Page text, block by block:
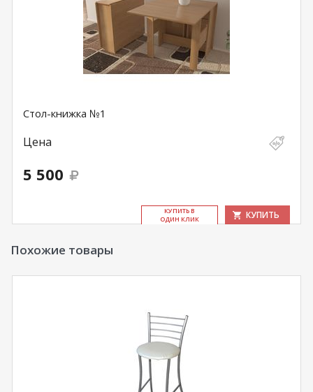
Стол-книжка №1
Цена
5 500
КУ­ПИТЬ В
ОДИН КЛИК
КУПИТЬ
Похожие товары